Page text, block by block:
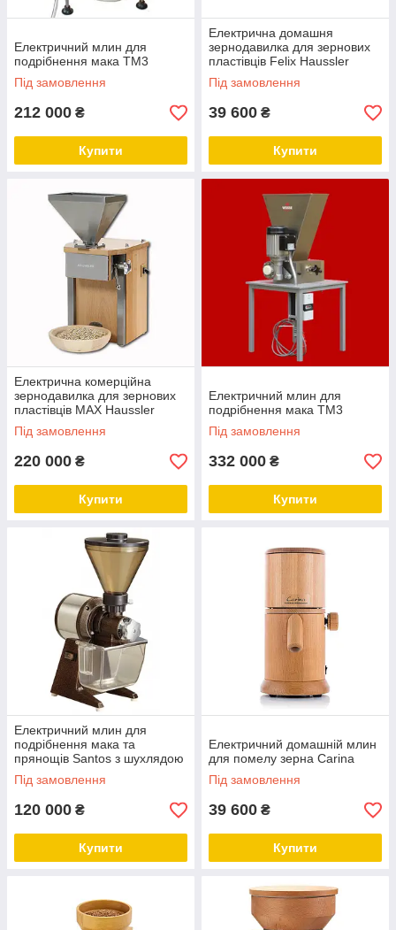
Електричний млин для
подрібнення мака TM3
Під замовлення
212 000 ₴
Купити
Електрична домашня
зернодавилка для зернових
пластівців Felix Haussler
Під замовлення
39 600 ₴
Купити
Електрична комерційна
зернодавилка для зернових
пластівців MAX Haussler
Під замовлення
220 000 ₴
Купити
Електричний млин для
подрібнення мака TM3
Під замовлення
332 000 ₴
Купити
Електричний млин для
подрібнення мака та
прянощів Santos з шухлядою
01PV
Під замовлення
120 000 ₴
Купити
Електричний домашній млин
для помелу зерна Carina
Під замовлення
39 600 ₴
Купити